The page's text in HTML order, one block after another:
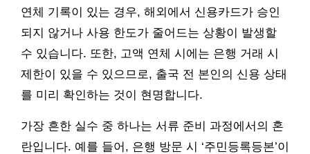
연체 기록이 있는 경우, 해외에서 신용카드가 승인
되지 않거나 사용 한도가 줄어드는 상황이 발생할
수 있습니다. 또한, 고액 연체 시에는 은행 거래 시
제한이 있을 수 있으므로, 출국 전 본인의 신용 상태
를 미리 확인하는 것이 현명합니다.
가장 흔한 실수 중 하나는 서류 준비 과정에서의 혼
란입니다. 예를 들어, 은행 방문 시 ‘주민등록등본’이